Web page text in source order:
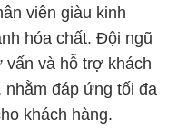
viên giàu kinh
hóa chất. Đội ngũ
vấn và hỗ trợ khách
nhằm đáp ứng tối đa
khách hàng.